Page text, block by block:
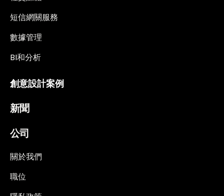
短信網關服務
數據管理
BI和分析
創意設計案例
新聞
公司
關於我們
職位